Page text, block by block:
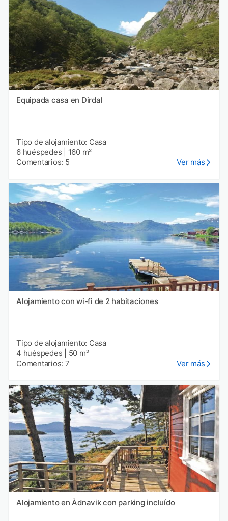
Equipada casa en Dirdal
Tipo de alojamiento: Casa
6 huéspedes
160 m²
Comentarios: 5
Ver más
Alojamiento con wi-fi de 2 habitaciones
Tipo de alojamiento: Casa
4 huéspedes
50 m²
Comentarios: 7
Ver más
Alojamiento en Ådnavik con parking incluído